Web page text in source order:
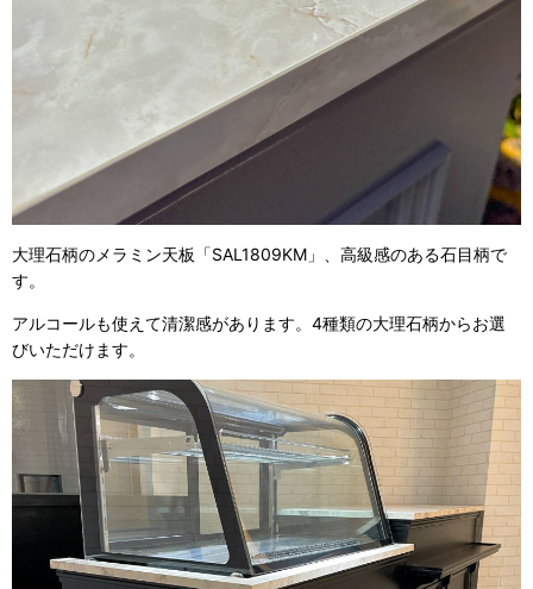
大理石柄のメラミン天板「SAL1809KM 」、高級感のある石目柄で
す。
アルコールも使えて清潔感があります。4種類の大理石柄からお選
びいただけます。